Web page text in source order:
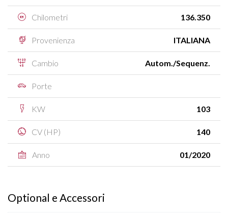
Chilometri 136.350
Provenienza ITALIANA
Cambio Autom./Sequenz.
Porte
KW 103
CV (HP) 140
Anno 01/2020
Optional e Accessori